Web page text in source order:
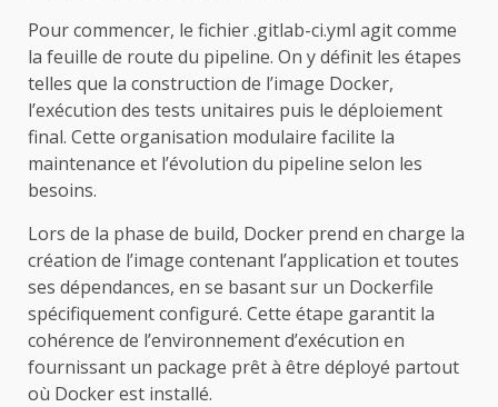
Pour commencer, le fichier .gitlab-ci.yml agit comme
la feuille de route du pipeline. On y définit les étapes
telles que la construction de l’image Docker,
l’exécution des tests unitaires puis le déploiement
final. Cette organisation modulaire facilite la
maintenance et l’évolution du pipeline selon les
besoins.
Lors de la phase de build, Docker prend en charge la
création de l’image contenant l’application et toutes
ses dépendances, en se basant sur un Dockerfile
spécifiquement configuré. Cette étape garantit la
cohérence de l’environnement d’exécution en
fournissant un package prêt à être déployé partout
où Docker est installé.